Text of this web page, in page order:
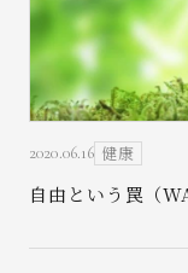
2020.06.16 健康
自由という罠（